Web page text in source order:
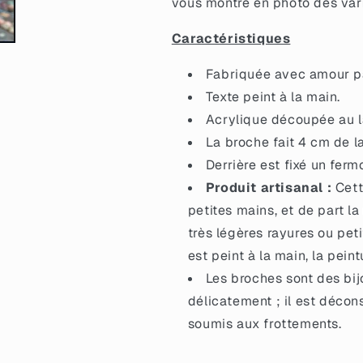
acrylique
orange
paillettes
acrylique
orange
paillettes
Caractéristiques
Fabriquée avec amour
Texte peint à la main.
Acrylique découpée au
La broche fait 4 cm de
Derrière est fixé un
Produit artisanal :
petites mains, et de part
très légères rayures ou
est peint à la main, la
Les broches sont des
délicatement ; il est
soumis aux frottements.